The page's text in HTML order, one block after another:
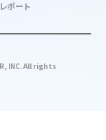
ポート
INC. All rights